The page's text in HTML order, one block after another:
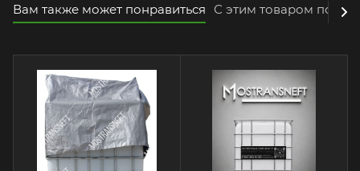
Вам также может понравиться С этим товаром